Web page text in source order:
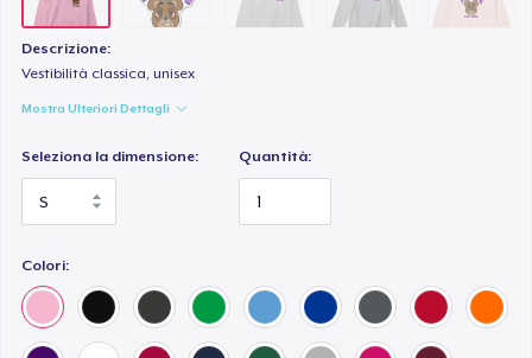
Descrizione:
Vestibilità classica, unisex
Mostra Ulteriori Dettagli
Seleziona la dimensione: Quantità:
Colori: